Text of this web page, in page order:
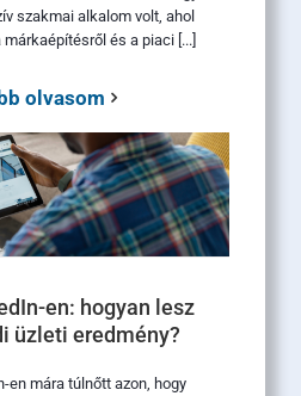
szakmai alkalom volt, ahol
és a piaci [...]
olvasom
en: hogyan lesz
üzleti eredmény?
en mára túlnőtt azon, hogy